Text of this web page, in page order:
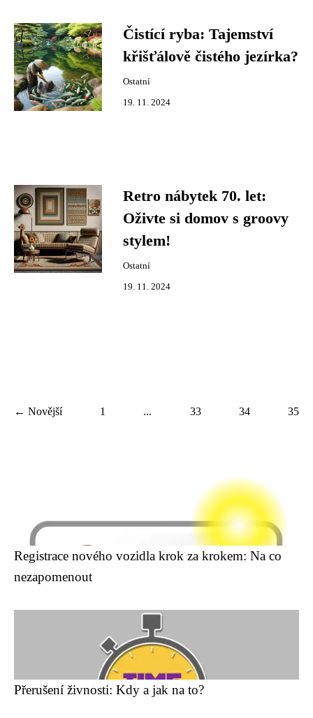
Čistící ryba: Tajemství
křišťálově čistého jezírka?
Ostatní
19. 11. 2024
Retro nábytek 70. let:
Oživte si domov s groovy
stylem!
Ostatní
19. 11. 2024
← Novější 1 ... 33 34 35
Registrace nového vozidla krok za krokem: Na co
nezapomenout
Přerušení živnosti: Kdy a jak na to?